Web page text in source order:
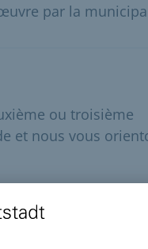
par la
ou troisième
et nous vous